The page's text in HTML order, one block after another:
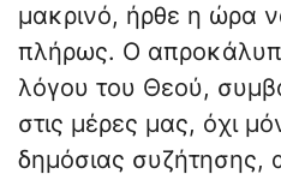
μακρινό, ήρθε η ώρα
πλήρως. Ο
λόγου του Θεού,
στις μέρες μας, όχι
δημόσιας συζήτησης,